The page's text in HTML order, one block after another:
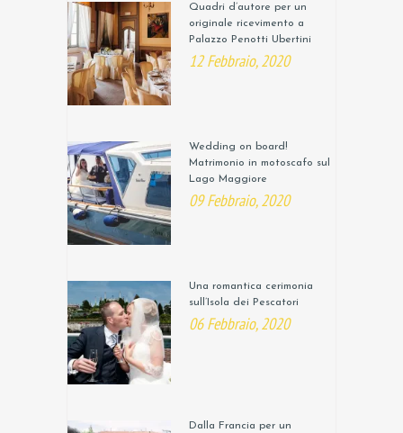
Quadri d’autore per un
originale ricevimento a
Palazzo Penotti Ubertini
12 Febbraio, 2020
Wedding on board!
Matrimonio in motoscafo sul
Lago Maggiore
09 Febbraio, 2020
Una romantica cerimonia
sull’Isola dei Pescatori
06 Febbraio, 2020
Dalla Francia per un